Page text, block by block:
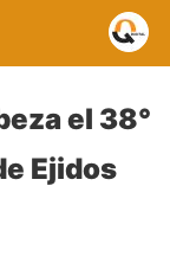
el 38°
Ejidos